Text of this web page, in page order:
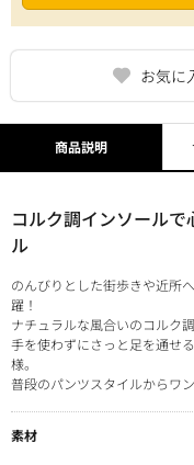
お気に
商品説明
コルク調インソール
ル
のんびりとした街歩きや近所
躍！
ナチュラルな風合いのコルク
手を使わずにさっと足を通せ
様。
普段のパンツスタイルからワ
素材